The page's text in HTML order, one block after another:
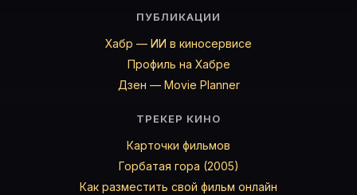
ПУБЛИКАЦИИ
Хабр — ИИ в киносервисе
Профиль на Хабре
Дзен — Movie Planner
ТРЕКЕР КИНО
Карточки фильмов
Горбатая гора (2005)
Как разместить свой фильм онлайн